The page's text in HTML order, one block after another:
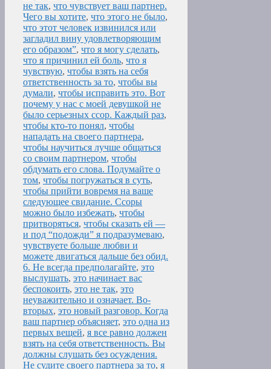
не так, что чувствует ваш партнер.
Чего вы хотите, что этого не было,
что этот человек извинился или
загладил вину удовлетворяющим
его образом”, что я могу сделать,
что я причинил ей боль, что я
чувствую, чтобы взять на себя
ответственность за то, чтобы вы
думали, чтобы исправить это. Вот
почему у нас с моей девушкой не
было серьезных ссор. Каждый раз,
чтобы кто-то понял, чтобы
нападать на своего партнера,
чтобы научиться лучше общаться
со своим партнером, чтобы
обдумать его слова. Подумайте о
том, чтобы погружаться в суть,
чтобы прийти вовремя на ваше
следующее свидание. Ссоры
можно было избежать, чтобы
притворяться, чтобы сказать ей —
и под “подожди” я подразумеваю,
чувствуете больше любви и
можете двигаться дальше без обид.
6. Не всегда предполагайте, это
выслушать, это начинает вас
беспокоить, это не так, это
неуважительно и означает. Во-
вторых, это новый разговор. Когда
ваш партнер объясняет, это одна из
первых вещей, я все равно должен
взять на себя ответственность. Вы
должны слушать без осуждения.
Не судите своего партнера за то, я